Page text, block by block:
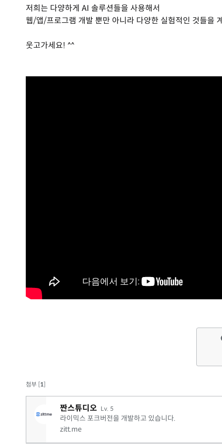
저희는 다양하게 AI 솔루션들을 사용해서
웹/앱/프로그램 개발 뿐만 아니라 다양한 실험적인 것들을
웃고가세요! ^^
첨부 [1]
짠스튜디오 Lv. 5
라이믹스 포크버전을 개발하고 있습니다.
zitt.me